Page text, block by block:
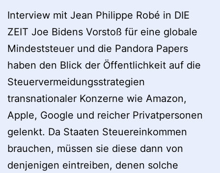
Interview mit Jean Philippe Robé in DIE
ZEIT Joe Bidens Vorstoß für eine globale
Mindeststeuer und die Pandora Papers
haben den Blick der Öffentlichkeit auf die
Steuervermeidungsstrategien
transnationaler Konzerne wie Amazon,
Apple, Google und reicher Privatpersonen
gelenkt. Da Staaten Steuereinkommen
brauchen, müssen sie diese dann von
denjenigen eintreiben, denen solche